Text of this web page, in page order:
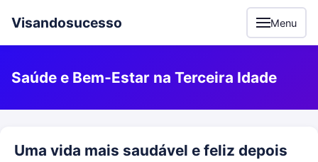
Visandosucesso Menu
Saúde e Bem‑Estar na Terceira Idade
Uma vida mais saudável e feliz depois